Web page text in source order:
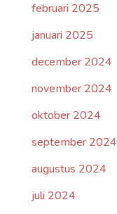
februari 2025
januari 2025
december 2024
november 2024
oktober 2024
september 2024
augustus 2024
juli 2024